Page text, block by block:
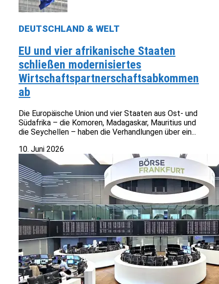
DEUTSCHLAND & WELT
EU und vier afrikanische Staaten
schließen modernisiertes
Wirtschaftspartnerschaftsabkommen
ab
Die Europäische Union und vier Staaten aus Ost- und
Südafrika – die Komoren, Madagaskar, Mauritius und
die Seychellen – haben die Verhandlungen über ein...
10. Juni 2026